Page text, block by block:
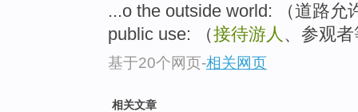
...o the outside world: （道路允
public use: （接待游人 、参观
基于20个网页-相关网页
相关文章